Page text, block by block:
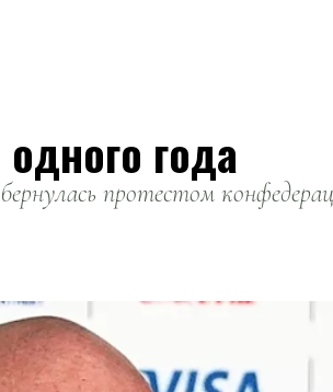
года
протестом